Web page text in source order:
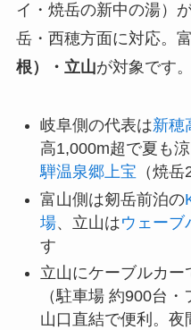
イ・焼岳の新中の湯）
岳・西穂方面に対応。
根）・立山が対象です。
岐阜側の代表は新穂
高1,000m超で夏も
騨温泉郷上宝 （焼
富山側は剱岳前泊の
場、立山はウェーブ
す
立山にケーブルカ
（駐車場 約900台
山口直結で便利。